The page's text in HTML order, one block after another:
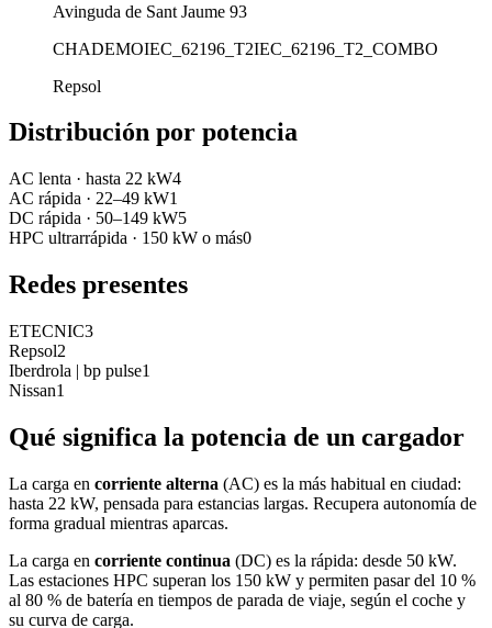
Avinguda de Sant Jaume 93
CHADEMOIEC_62196_T2IEC_62196_T2_COMBO
Repsol
Distribución por potencia
AC lenta · hasta 22 kW4
AC rápida · 22–49 kW1
DC rápida · 50–149 kW5
HPC ultrarrápida · 150 kW o más0
Redes presentes
ETECNIC3
Repsol2
Iberdrola | bp pulse1
Nissan1
Qué significa la potencia de un cargador
La carga en corriente alterna (AC) es la más habitual en ciudad:
hasta 22 kW, pensada para estancias largas. Recupera autonomía de
forma gradual mientras aparcas.
La carga en corriente continua (DC) es la rápida: desde 50 kW.
Las estaciones HPC superan los 150 kW y permiten pasar del 10 %
al 80 % de batería en tiempos de parada de viaje, según el coche y
su curva de carga.